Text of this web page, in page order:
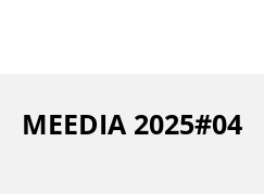
MEEDIA 2025#04